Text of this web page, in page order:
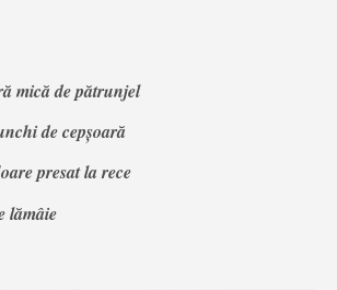
mică de pătrunjel
de cepșoară
presat la rece
lămâie